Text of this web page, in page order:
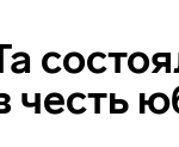
честь